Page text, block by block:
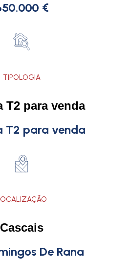
€
TIPOLOGIA
T2 para venda
T2 para venda
Cascais
De Rana